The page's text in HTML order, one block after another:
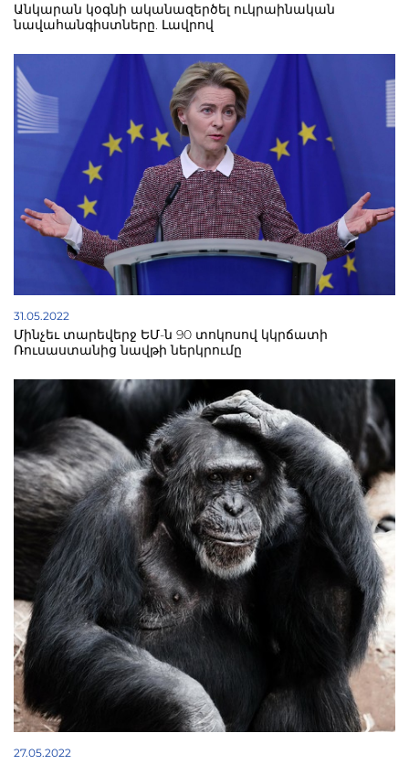
Անկարան կօգնի ականազերծել ուկրաինական
նավահանգիստները. Լավրով
31.05.2022
Մինչեւ տարեվերջ ԵՄ-ն 90 տոկոսով կկրճատի
Ռուսաստանից նավթի ներկրումը
27.05.2022